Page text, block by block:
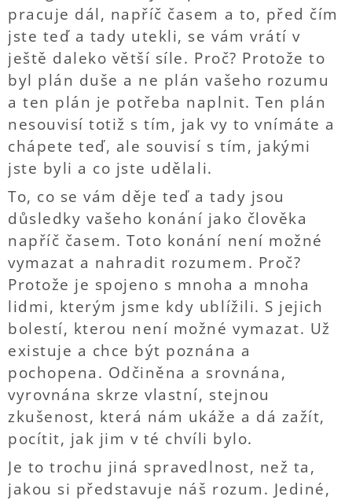
pracuje dál, napříč časem a to, před čím
jste teď a tady utekli, se vám vrátí v
ještě daleko větší síle. Proč? Protože to
byl plán duše a ne plán vašeho rozumu
a ten plán je potřeba naplnit. Ten plán
nesouvisí totiž s tím, jak vy to vnímáte a
chápete teď, ale souvisí s tím, jakými
jste byli a co jste udělali.
To, co se vám děje teď a tady jsou
důsledky vašeho konání jako člověka
napříč časem. Toto konání není možné
vymazat a nahradit rozumem. Proč?
Protože je spojeno s mnoha a mnoha
lidmi, kterým jsme kdy ublížili. S jejich
bolestí, kterou není možné vymazat. Už
existuje a chce být poznána a
pochopena. Odčiněna a srovnána,
vyrovnána skrze vlastní, stejnou
zkušenost, která nám ukáže a dá zažít,
pocítit, jak jim v té chvíli bylo.
Je to trochu jiná spravedlnost, než ta,
jakou si představuje náš rozum. Jediné,